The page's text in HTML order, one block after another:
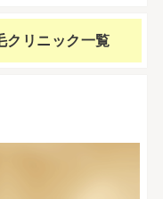
クリニック一覧